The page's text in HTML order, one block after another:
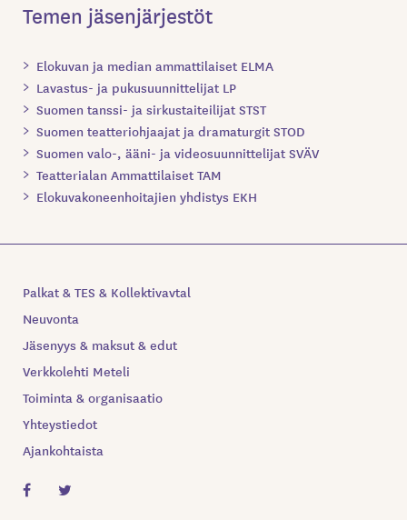
Temen jäsenjärjestöt
Elokuvan ja median ammattilaiset ELMA
Lavastus- ja pukusuunnittelijat LP
Suomen tanssi- ja sirkustaiteilijat STST
Suomen teatteriohjaajat ja dramaturgit STOD
Suomen valo-, ääni- ja videosuunnittelijat SVÄV
Teatterialan Ammattilaiset TAM
Elokuvakoneenhoitajien yhdistys EKH
Palkat & TES & Kollektivavtal
Neuvonta
Jäsenyys & maksut & edut
Verkkolehti Meteli
Toiminta & organisaatio
Yhteystiedot
Ajankohtaista